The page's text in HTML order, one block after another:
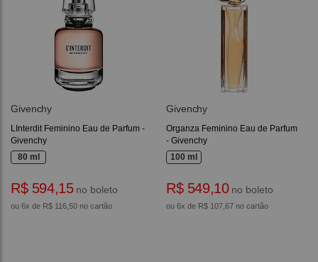
Givenchy
LInterdit Feminino Eau de Parfum -
Givenchy
80 ml
R$ 594,15no boleto
ou 6x de R$ 116,50 no cartão
Givenchy
Organza Feminino Eau de Parfum
- Givenchy
100 ml
R$ 549,10no boleto
ou 6x de R$ 107,67 no cartão